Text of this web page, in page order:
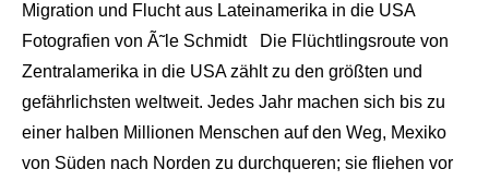
Migration und Flucht aus Lateinamerika in die USA
Fotografien von Ã˜le Schmidt Die Flüchtlingsroute von
Zentralamerika in die USA zählt zu den größten und
gefährlichsten weltweit. Jedes Jahr machen sich bis zu
einer halben Millionen Menschen auf den Weg, Mexiko
von Süden nach Norden zu durchqueren; sie fliehen vor